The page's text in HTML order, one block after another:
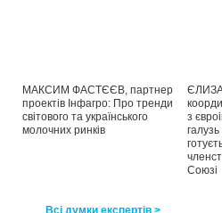
МАКСИМ ФАСТЄЄВ, партнер
проектів Інфагро: Про тренди
світового та українського
молочних ринків
з
Союзі
Всі думки експертів >